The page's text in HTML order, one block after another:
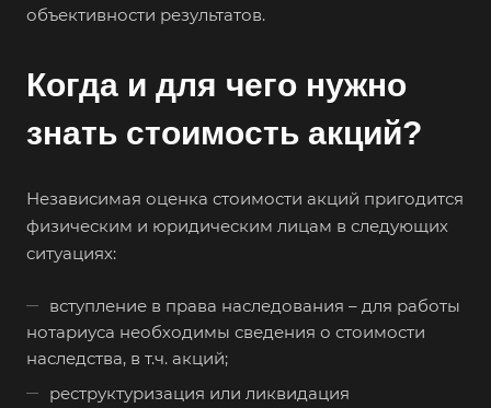
объективности результатов.
Когда и для чего нужно
знать стоимость акций?
Независимая оценка стоимости акций пригодится
физическим и юридическим лицам в следующих
ситуациях:
вступление в права наследования – для работы
нотариуса необходимы сведения о стоимости
наследства, в т.ч. акций;
реструктуризация или ликвидация